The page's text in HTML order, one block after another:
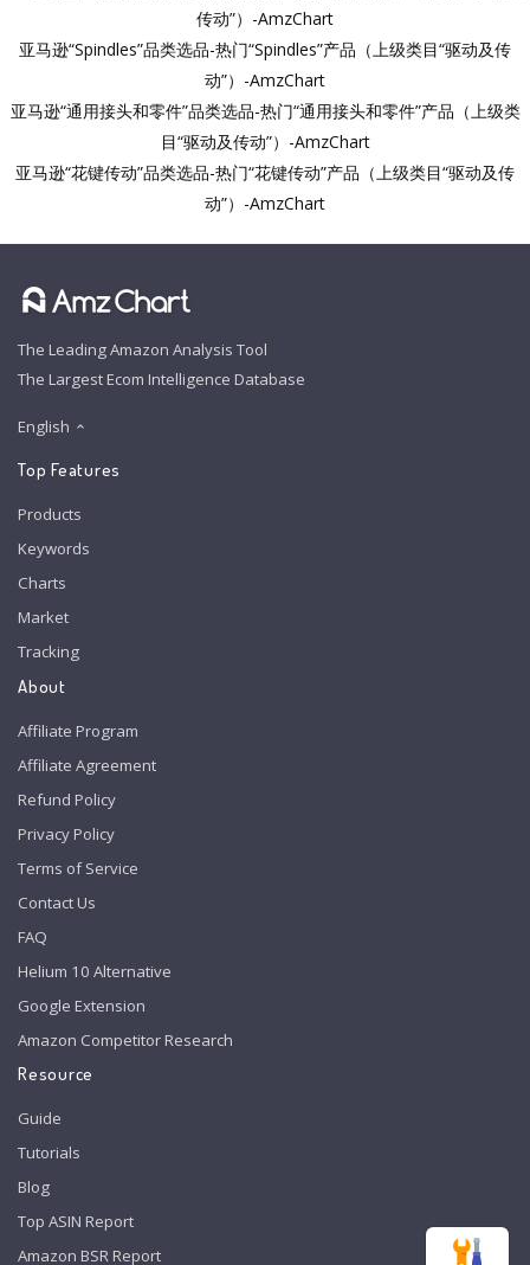
传动”）-AmzChart
亚马逊“Spindles”品类选品-热门“Spindles”产品（上级类目“驱动及传
动”）-AmzChart
亚马逊“通用接头和零件”品类选品-热门“通用接头和零件”产品（上级类
目“驱动及传动”）-AmzChart
亚马逊“花键传动”品类选品-热门“花键传动”产品（上级类目“驱动及传
动”）-AmzChart
The Leading Amazon Analysis Tool
The Largest Ecom Intelligence Database
English
Top Features
Products
Keywords
Charts
Market
Tracking
About
Affiliate Program
Affiliate Agreement
Refund Policy
Privacy Policy
Terms of Service
Contact Us
FAQ
Helium 10 Alternative
Google Extension
Amazon Competitor Research
Resource
Guide
Tutorials
Blog
Top ASIN Report
Amazon BSR Report